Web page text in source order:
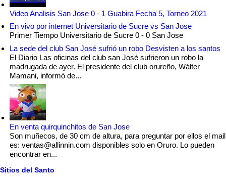
Video Analisis San Jose 0 - 1 Guabira Fecha 5, Torneo 2021
En vivo por internet Universitario de Sucre vs San Jose
Primer Tiempo Universitario de Sucre 0 - 0 San Jose
La sede del club San José sufrió un robo Desvisten a los santos
El Diario Las oficinas del club san José sufrieron un robo la
madrugada de ayer. El presidente del club orureño, Wálter
Mamani, informó de...
En venta quirquinchitos de San Jose
Son muñecos, de 30 cm de altura, para preguntar por ellos el mail
es: ventas@allinnin.com disponibles solo en Oruro. Lo pueden
encontrar en...
Sitios del Santo